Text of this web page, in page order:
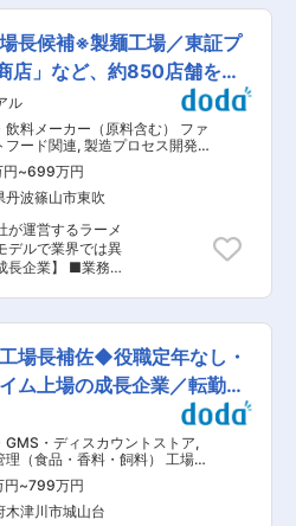
安全・品質管理な
化、安定生産に向
ます。 ■業務
任せをいたしま
生産計画に対して
環境の改善および
める業務】 ＜
管理、安全教育」
直し」 ■組織
150〜200名」ほ
ジメント規模と
、工場業務のデ
ます。 ■就業
を機に、オフィ
他曜日についても
ります。 ◎有休取
日取得）、取得
。（参考：厚生
長候補※製麺工場／東証プ
店」など、約850店舗を展
ル
飲料メーカー（原料含む） ファ
フード関連, 製造プロセス開発・
発（製造ライン） 工場長（食
料・飼料）
~699万円
丹波篠山市東吹
が運営するラーメ
デルで業界では異
】 ■業務概
にお任せできる人
管理全般 ・生産工
バイトの業務管
テスト ・部門マ
はマネジメント
ロデュースも行
ルの保証金／加
得るのではなく
うビジネスモデ
場長補佐◆役職定年なし・
ム上場の成長企業／転勤な
GMS・ディスカウントストア,
理（食品・香料・飼料） 工場長
・香料・飼料）
円~799万円
木津川市城山台